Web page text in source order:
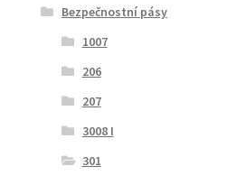
Bezpečnostní pásy
1007
206
207
3008 I
301